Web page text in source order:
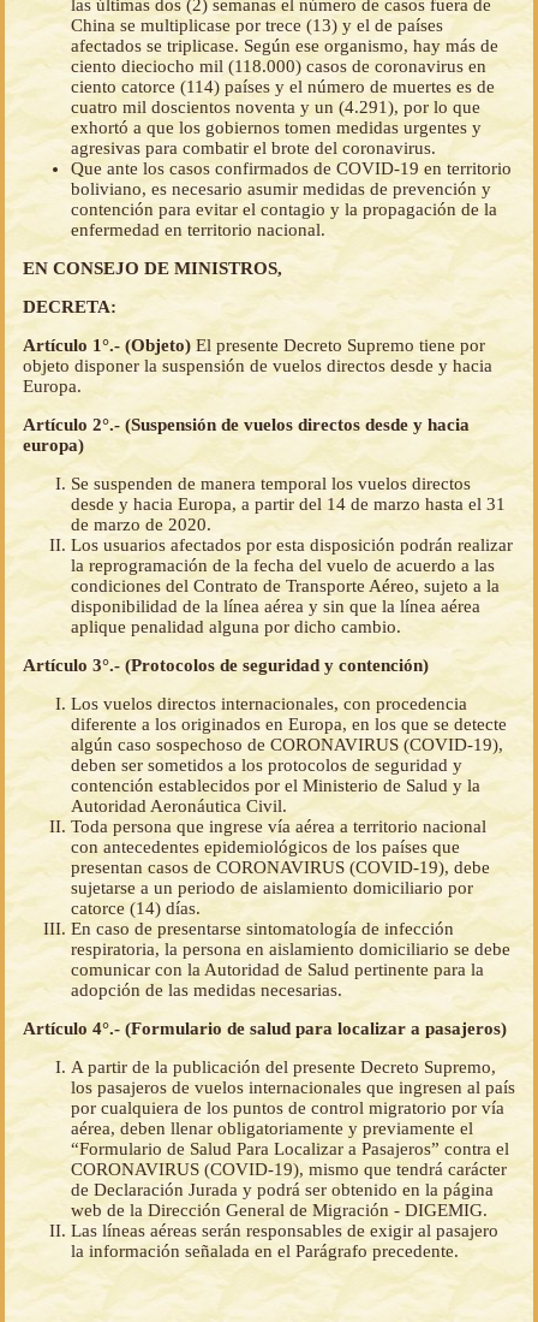
las últimas dos (2) semanas el número de casos fuera de
China se multiplicase por trece (13) y el de países
afectados se triplicase. Según ese organismo, hay más de
ciento dieciocho mil (118.000) casos de coronavirus en
ciento catorce (114) países y el número de muertes es de
cuatro mil doscientos noventa y un (4.291), por lo que
exhortó a que los gobiernos tomen medidas urgentes y
agresivas para combatir el brote del coronavirus.
Que ante los casos confirmados de COVID-19 en territorio
boliviano, es necesario asumir medidas de prevención y
contención para evitar el contagio y la propagación de la
enfermedad en territorio nacional.
EN CONSEJO DE MINISTROS,
DECRETA:
Artículo 1°.- (Objeto) El presente Decreto Supremo tiene por
objeto disponer la suspensión de vuelos directos desde y hacia
Europa.
Artículo 2°.- (Suspensión de vuelos directos desde y hacia
europa)
Se suspenden de manera temporal los vuelos directos
desde y hacia Europa, a partir del 14 de marzo hasta el 31
de marzo de 2020.
Los usuarios afectados por esta disposición podrán realizar
la reprogramación de la fecha del vuelo de acuerdo a las
condiciones del Contrato de Transporte Aéreo, sujeto a la
disponibilidad de la línea aérea y sin que la línea aérea
aplique penalidad alguna por dicho cambio.
Artículo 3°.- (Protocolos de seguridad y contención)
Los vuelos directos internacionales, con procedencia
diferente a los originados en Europa, en los que se detecte
algún caso sospechoso de CORONAVIRUS (COVID-19),
deben ser sometidos a los protocolos de seguridad y
contención establecidos por el Ministerio de Salud y la
Autoridad Aeronáutica Civil.
Toda persona que ingrese vía aérea a territorio nacional
con antecedentes epidemiológicos de los países que
presentan casos de CORONAVIRUS (COVID-19), debe
sujetarse a un periodo de aislamiento domiciliario por
catorce (14) días.
En caso de presentarse sintomatología de infección
respiratoria, la persona en aislamiento domiciliario se debe
comunicar con la Autoridad de Salud pertinente para la
adopción de las medidas necesarias.
Artículo 4°.- (Formulario de salud para localizar a pasajeros)
A partir de la publicación del presente Decreto Supremo,
los pasajeros de vuelos internacionales que ingresen al país
por cualquiera de los puntos de control migratorio por vía
aérea, deben llenar obligatoriamente y previamente el
“Formulario de Salud Para Localizar a Pasajeros” contra el
CORONAVIRUS (COVID-19), mismo que tendrá carácter
de Declaración Jurada y podrá ser obtenido en la página
web de la Dirección General de Migración - DIGEMIG.
Las líneas aéreas serán responsables de exigir al pasajero
la información señalada en el Parágrafo precedente.